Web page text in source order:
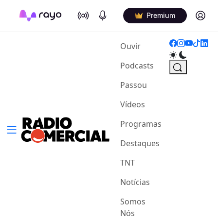
On Air Podcasts Premium Log in
Ouvir(current)
Podcasts
Passou
Vídeos
Programas
Destaques
TNT
Notícias
Somos
Nós